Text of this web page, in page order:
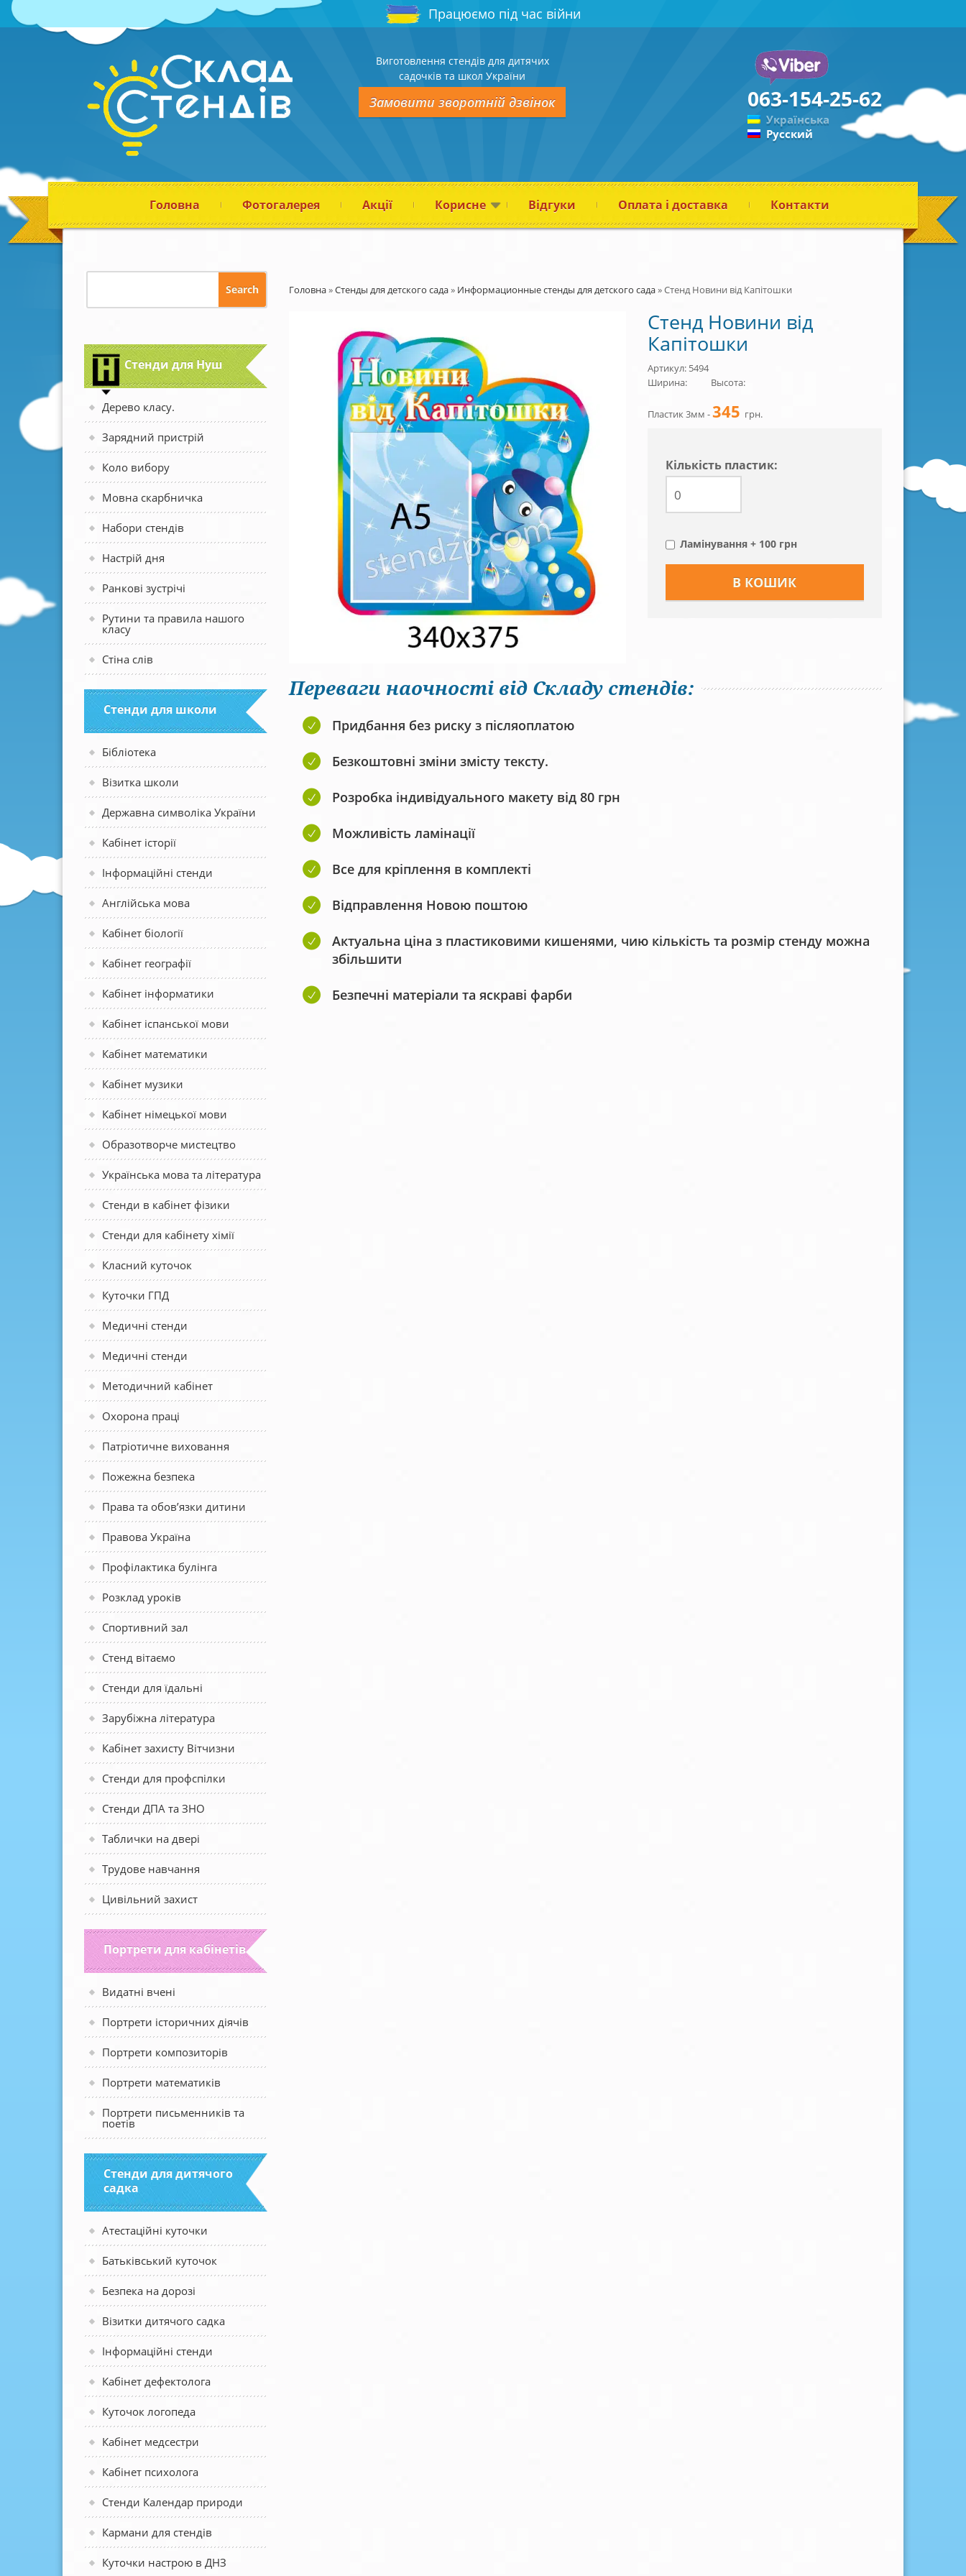
Працюємо під час війни
Виготовлення стендів для дитячих
садочків та школ України
Замовити зворотній дзвінок 063-154-25-62
Українська
Русский
Головна Фотогалерея Акції Корисне Відгуки Оплата і доставка Контакти
Стенди для Нуш
Дерево класу.
Зарядний пристрій
Коло вибору
Мовна скарбничка
Набори стендів
Настрій дня
Ранкові зустрічі
Рутини та правила нашого
класу
Стіна слів
Стенди для школи
Бібліотека
Візитка школи
Державна символіка України
Кабінет історії
Інформаційні стенди
Англійська мова
Кабінет біології
Кабінет географії
Кабінет інформатики
Кабінет іспанської мови
Кабінет математики
Кабінет музики
Кабінет німецької мови
Образотворче мистецтво
Українська мова та література
Стенди в кабінет фізики
Стенди для кабінету хімії
Класний куточок
Куточки ГПД
Медичні стенди
Медичні стенди
Методичний кабінет
Охорона праці
Патріотичне виховання
Пожежна безпека
Права та обов’язки дитини
Правова Україна
Профілактика булінга
Розклад уроків
Спортивний зал
Стенд вітаємо
Стенди для їдальні
Зарубіжна література
Кабінет захисту Вітчизни
Стенди для профспілки
Стенди ДПА та ЗНО
Таблички на двері
Трудове навчання
Цивільний захист
Портрети для кабінетів
Видатні вчені
Портрети історичних діячів
Портрети композиторів
Портрети математиків
Портрети письменників та
поетів
Стенди для дитячого
садка
Атестаційні куточки
Батьківський куточок
Безпека на дорозі
Візитки дитячого садка
Інформаційні стенди
Кабінет дефектолога
Куточок логопеда
Кабінет медсестри
Кабінет психолога
Стенди Календар природи
Кармани для стендів
Куточки настрою в ДНЗ
Головна»Стенды для детского сада» Информационные стенды для детского сада»Стенд Новини від Капітошки
Стенд Новини від
Капітошки
Артикул: 5494
Ширина:
Высота:
Пластик 3мм -345 грн.
Кiлькiсть пластик:
Ламінування + 100 грн
Переваги наочності від Складу стендів:
Придбання без риску з післяоплатою
Безкоштовні зміни змісту тексту.
Розробка індивідуального макету від 80 грн
Можливість ламінації
Все для кріплення в комплекті
Відправлення Новою поштою
Актуальна ціна з пластиковими кишенями, чию кількість та розмір стенду можна
збільшити
Безпечні матеріали та яскраві фарби